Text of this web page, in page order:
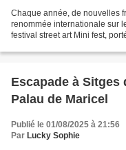
Chaque année, de nouvelles
renommée internationale sur
festival street art Mini fest,
Escapade à
Palau de Maricel
Publié le 01/08/2025 à 21:56
Par Lucky Sophie